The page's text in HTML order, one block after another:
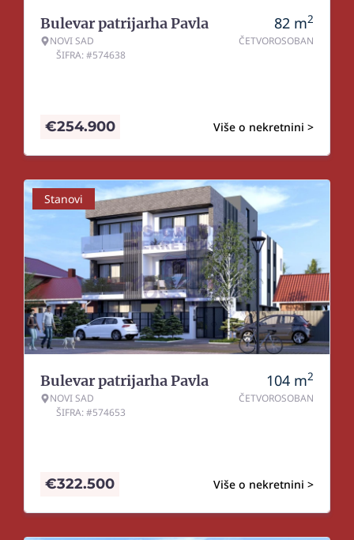
Bulevar patrijarha Pavla
NOVI SAD
ŠIFRA: #574638
82 m2
ČETVOROSOBAN
Više o nekretnini >
€254.900
Stanovi
Bulevar patrijarha Pavla
NOVI SAD
ŠIFRA: #574653
104 m2
ČETVOROSOBAN
Više o nekretnini >
€322.500